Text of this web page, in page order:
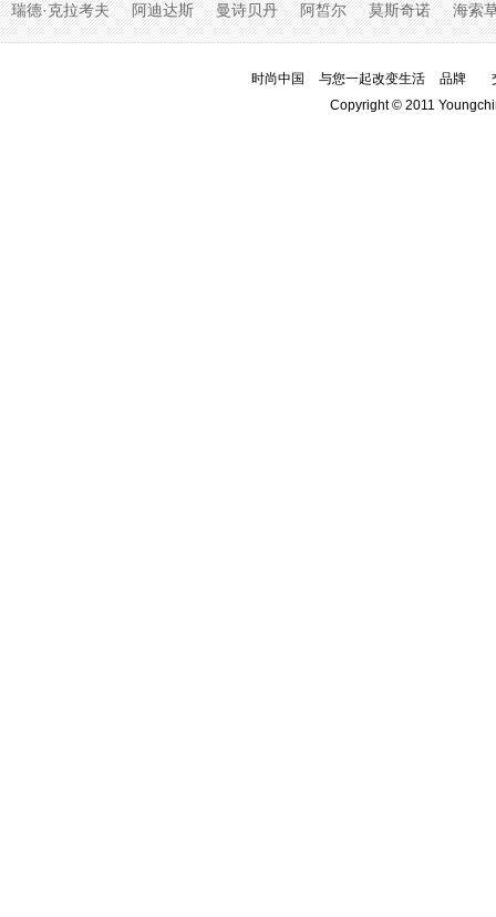
瑞德·克拉考夫 阿迪达斯 曼诗贝丹 阿皙尔 莫斯奇诺 海索
时尚中国 与您一起改变生活 品牌
Copyright © 2011